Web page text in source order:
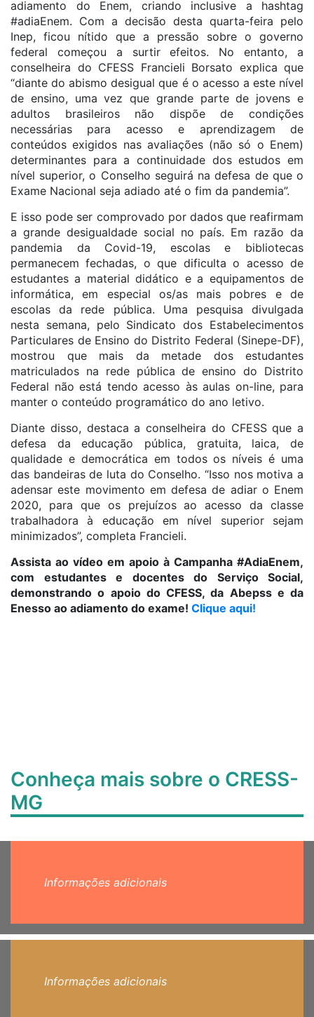
adiamento do Enem, criando inclusive a hashtag
#adiaEnem. Com a decisão desta quarta-feira pelo
Inep, ficou nítido que a pressão sobre o governo
federal começou a surtir efeitos. No entanto, a
conselheira do CFESS Francieli Borsato explica que
“diante do abismo desigual que é o acesso a este nível
de ensino, uma vez que grande parte de jovens e
adultos brasileiros não dispõe de condições
necessárias para acesso e aprendizagem de
conteúdos exigidos nas avaliações (não só o Enem)
determinantes para a continuidade dos estudos em
nível superior, o Conselho seguirá na defesa de que o
Exame Nacional seja adiado até o fim da pandemia”.
E isso pode ser comprovado por dados que reafirmam
a grande desigualdade social no país. Em razão da
pandemia da Covid-19, escolas e bibliotecas
permanecem fechadas, o que dificulta o acesso de
estudantes a material didático e a equipamentos de
informática, em especial os/as mais pobres e de
escolas da rede pública. Uma pesquisa divulgada
nesta semana, pelo Sindicato dos Estabelecimentos
Particulares de Ensino do Distrito Federal (Sinepe-DF),
mostrou que mais da metade dos estudantes
matriculados na rede pública de ensino do Distrito
Federal não está tendo acesso às aulas on-line, para
manter o conteúdo programático do ano letivo.
Diante disso, destaca a conselheira do CFESS que a
defesa da educação pública, gratuita, laica, de
qualidade e democrática em todos os níveis é uma
das bandeiras de luta do Conselho. “Isso nos motiva a
adensar este movimento em defesa de adiar o Enem
2020, para que os prejuízos ao acesso da classe
trabalhadora à educação em nível superior sejam
minimizados”, completa Francieli.
Assista ao vídeo em apoio à Campanha #AdiaEnem,
com estudantes e docentes do Serviço Social,
demonstrando o apoio do CFESS, da Abepss e da
Enesso ao adiamento do exame! Clique aqui!
Conheça mais sobre o CRESS-
MG
Informações adicionais
Informações adicionais